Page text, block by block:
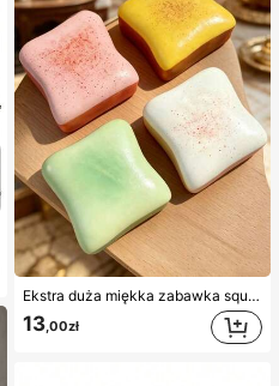
Ekstra duża miękka zabawka squishy w kształcie tostów, super miękka zabawka antystresowa do ściskania w kształcie maślanego tosta, dostępna w kolorach różowym, żółtym, białym i zielonym, zabawka squishy do redukcji stresu – idealna na prezent urodzinowy i świąteczny, mały codzienny upominek niespodzianka, kawaii, poprawiająca nastrój
13,00zł